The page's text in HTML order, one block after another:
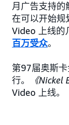
月广告支持
在可以开始
Video 上线的
百万受众。
第97届奥斯
行。
《Nickel
Video 上线。